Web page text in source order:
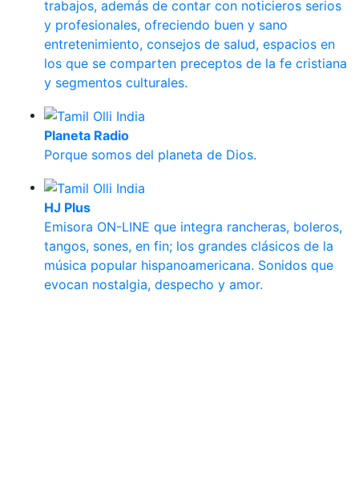
trabajos, además de contar con noticieros serios
y profesionales, ofreciendo buen y sano
entretenimiento, consejos de salud, espacios en
los que se comparten preceptos de la fe cristiana
y segmentos culturales.
Planeta Radio
Porque somos del planeta de Dios.
HJ Plus
Emisora ON-LINE que integra rancheras, boleros,
tangos, sones, en fin; los grandes clásicos de la
música popular hispanoamericana. Sonidos que
evocan nostalgia, despecho y amor.